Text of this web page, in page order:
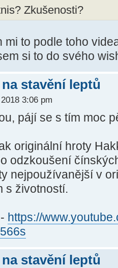
Zkušenosti?
mi to podle toho
si to do svého
stavění leptů
3:06 pm
pájí se s tím moc
originální hroty
odzkoušení
nejpoužívanější v
s životností.
https://
stavění leptů